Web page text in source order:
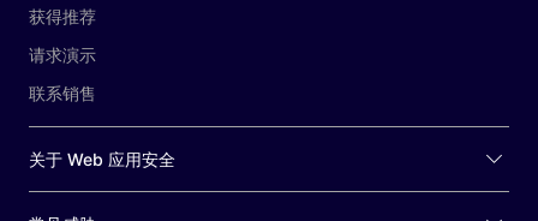
获得推荐
请求演示
联系销售
关于 Web 应用安全